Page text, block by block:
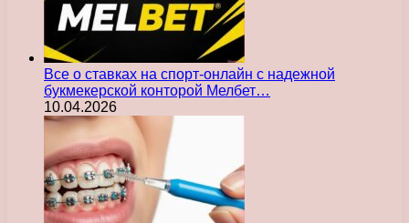
Все о ставках на спорт-онлайн с надежной
букмекерской конторой Мелбет…
10.04.2026